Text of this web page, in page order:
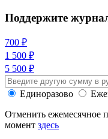
Поддержите
700 ₽
1 500 ₽
5 500 ₽
Единоразово
Отменить ежемесячное
момент здесь